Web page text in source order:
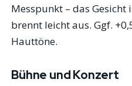
Messpunkt – das
brennt leicht aus. Ggf.
Hauttöne.
Bühne und Konzert